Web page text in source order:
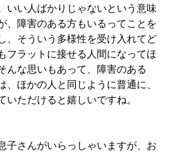
いい人ばかりじゃないという意味
、障害のある方もいるってことを
、そういう多様性を受け入れてど
フラットに接せる人間になってほ
んな思いもあって、障害のある
、ほかの人と同じように普通に、
いただけると嬉しいですね。
さんがいらっしゃいますが、お